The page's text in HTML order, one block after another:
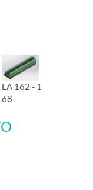
LA 162 - 1
68